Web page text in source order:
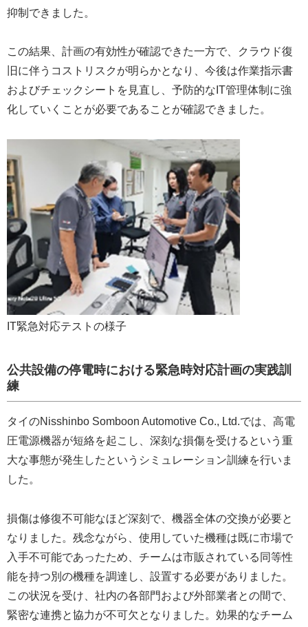
抑制できました。
この結果、計画の有効性が確認できた一方で、クラウド復
旧に伴うコストリスクが明らかとなり、今後は作業指示書
およびチェックシートを見直し、予防的なIT管理体制に強
化していくことが必要であることが確認できました。
IT緊急対応テストの様子
公共設備の停電時における緊急時対応計画の実践訓
練
タイのNisshinbo Somboon Automotive Co., Ltd.では、高電
圧電源機器が短絡を起こし、深刻な損傷を受けるという重
大な事態が発生したというシミュレーション訓練を行いま
した。
損傷は修復不可能なほど深刻で、機器全体の交換が必要と
なりました。残念ながら、使用していた機種は既に市場で
入手不可能であったため、チームは市販されている同等性
能を持つ別の機種を調達し、設置する必要がありました。
この状況を受け、社内の各部門および外部業者との間で、
緊密な連携と協力が不可欠となりました。効果的なチーム